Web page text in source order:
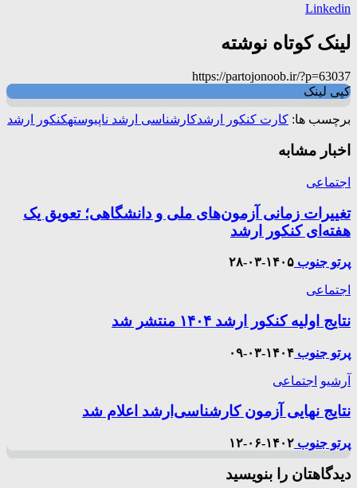
Linkedin
لینک کوتاه نوشته
https://partojonoob.ir/?p=63037
کپی لینک
برچسب ها: کارت کنکور ارشدکارشناسی ارشد ناپیوستهکنکور ارشد
اخبار مشابه
اجتماعی
تغییرات زمانی آزمون‌های ملی و دانشگاهی؛ تعویق یک
هفته‌ای کنکور ارشد
پرتو جنوب ۱۴۰۵-۰۳-۲۸
اجتماعی
نتایج اولیه کنکور ارشد ۱۴۰۴ منتشر شد
پرتو جنوب ۱۴۰۴-۰۳-۰۹
آرشیو اجتماعی
نتایج نهایی آزمون کارشناسی‌ارشد اعلام شد
پرتو جنوب ۱۴۰۲-۰۶-۱۲
دیدگاهتان را بنویسید